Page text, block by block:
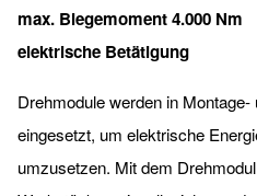
max. Biegemoment 4.000 Nm
elektrische Betätigung
Drehmodule werden in
eingesetzt, um elektrische
umzusetzen. Mit dem